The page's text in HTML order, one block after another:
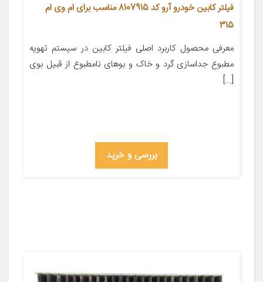
فیلتر کابین خودرو آرو کد 8107915 مناسب برای ام وی ام
315
معرفی محصول کاربرد اصلی فیلتر کابین در سیستم تهویه
مطبوع جداسازی گرد و خاک و بوهای نامطبوع از قبیل بوی
[…]
بررسی و خرید